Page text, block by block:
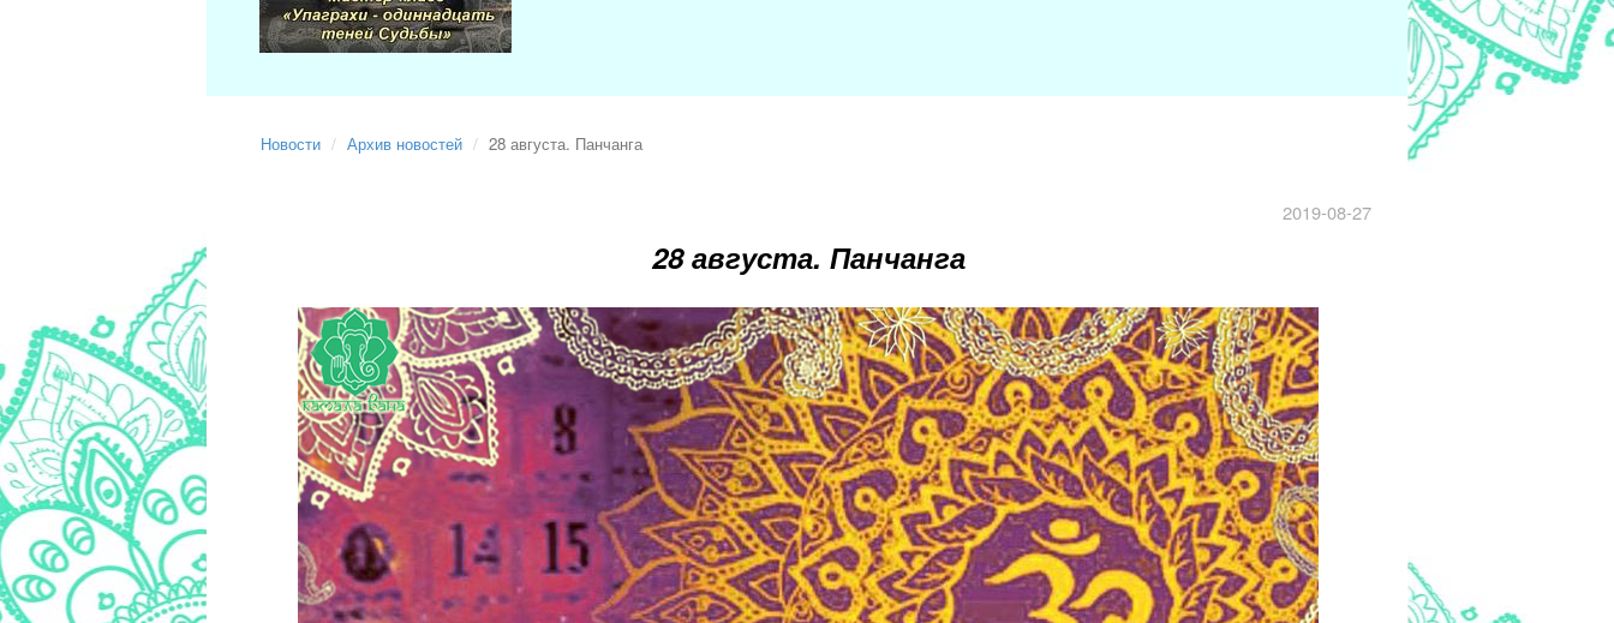
Новости Архив новостей 28 августа. Панчанга
2019-08-27
28 августа. Панчанга